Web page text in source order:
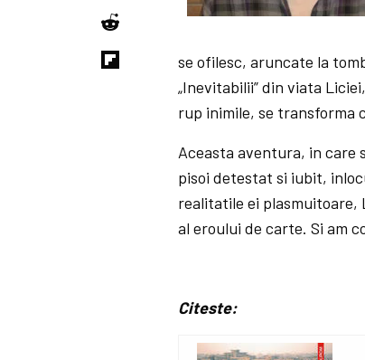
se ofilesc, aruncate la
„Inevitabilii” din viata
rup inimile, se transforma
Aceasta aventura, in care
pisoi detestat si iubit,
realitatile ei
al eroului de carte. Si am
Citeste: